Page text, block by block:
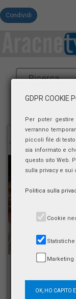
Condividi
GDPR COOKIE
Per poter
verranno
piccoli file di
sia informato e
questo sito Web.
sulla privacy e sui
Politica sulla
Cookie
Statistiche
Marketing
OK, HO CAPITO